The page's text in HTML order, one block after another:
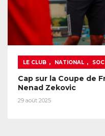
LE CLUB , NATIONAL ,
Cap sur la Coupe de
Nenad Zekovic
29 août 2025